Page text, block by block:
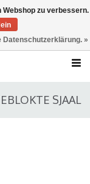
SJAAL
Webshop zu verbessern.
Datenschutzerklärung. »